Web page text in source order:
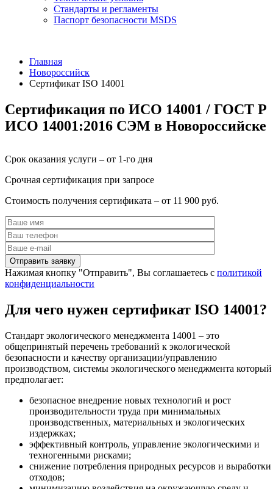
Стандарты и регламенты
Паспорт безопасности MSDS
Главная
Новороссийск
Сертификат ISO 14001
Сертификация по ИСО 14001 / ГОСТ Р
ИСО 14001:2016 СЭМ в Новороссийске
Срок оказания услуги – от 1-го дня
Срочная сертификация при запросе
Стоимость получения сертификата – от 11 900 руб.
Нажимая кнопку "Отправить", Вы соглашаетесь с политикой
конфиденциальности
Для чего нужен сертификат ISO 14001?
Стандарт экологического менеджмента 14001 – это
общепринятый перечень требований к экологической
безопасности и качеству организации/управлению
производством, системы экологического менеджмента который
предполагает:
безопасное внедрение новых технологий и рост
производительности труда при минимальных
производственных, материальных и экологических
издержках;
эффективный контроль, управление экологическими и
техногенными рисками;
снижение потребления природных ресурсов и выработки
отходов;